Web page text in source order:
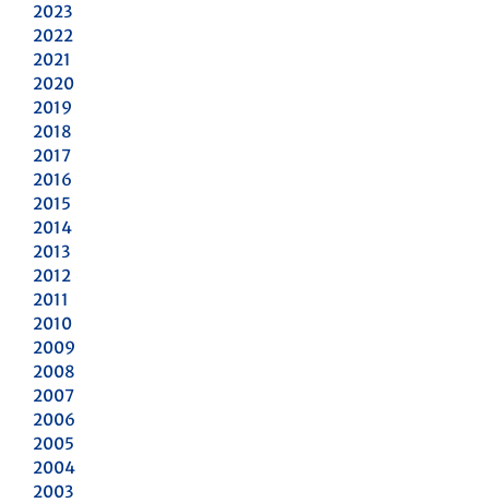
2023
2022
2021
2020
2019
2018
2017
2016
2015
2014
2013
2012
2011
2010
2009
2008
2007
2006
2005
2004
2003